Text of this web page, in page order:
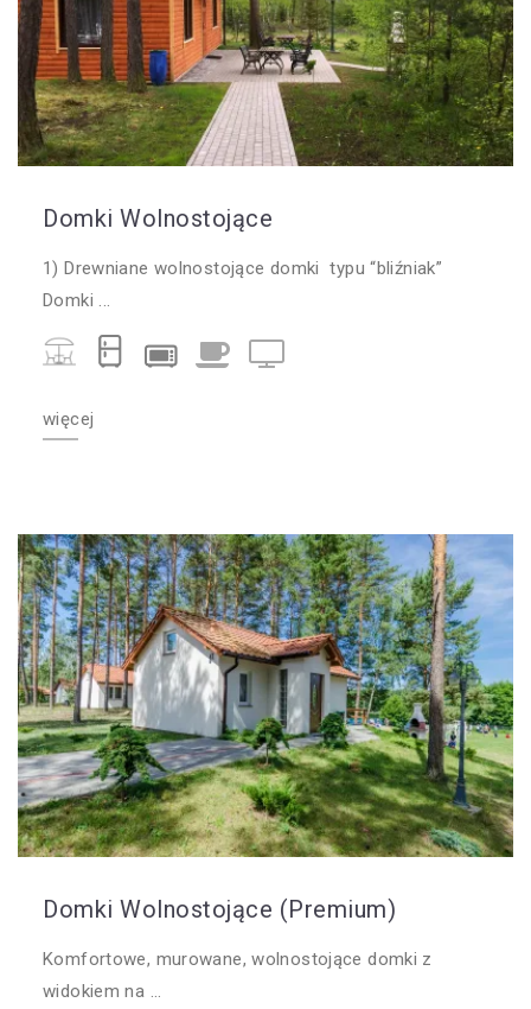
Domki Wolnostojące
1) Drewniane wolnostojące domki typu “bliźniak”
Domki ...
więcej
Domki Wolnostojące (Premium)
Komfortowe, murowane, wolnostojące domki z
widokiem na ...